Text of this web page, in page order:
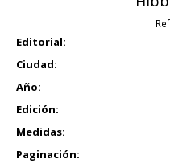
Editorial:
Ciudad:
Año:
Edición:
Medidas:
Paginación: